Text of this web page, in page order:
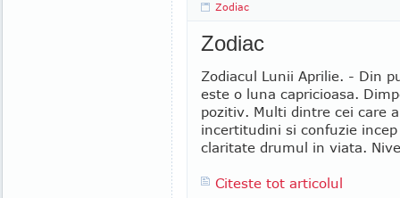
Zodiac
Zodiac
Zodiacul Lunii Aprilie. - Din
este o luna capricioasa.
pozitiv. Multi dintre cei care
incertitudini si confuzie
claritate drumul in viata.
Citeste tot articolul